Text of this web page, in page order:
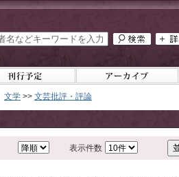
文学 >> 文芸批評・評論
表示件数